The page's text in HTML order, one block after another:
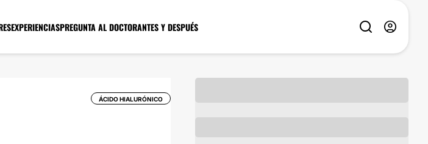
EXPERIENCIASPREGUNTA AL DOCTORANTES Y DESPUÉS
ÁCIDO HIALURÓNICO